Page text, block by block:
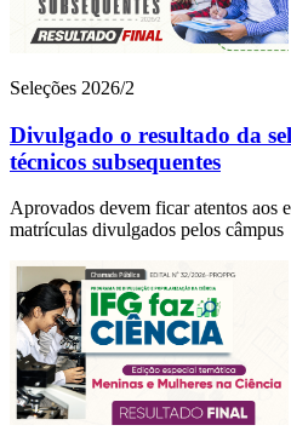
Seleções 2026/2
Divulgado o resultado da
técnicos subsequentes
Aprovados devem ficar atentos aos
matrículas divulgados pelos câmpus